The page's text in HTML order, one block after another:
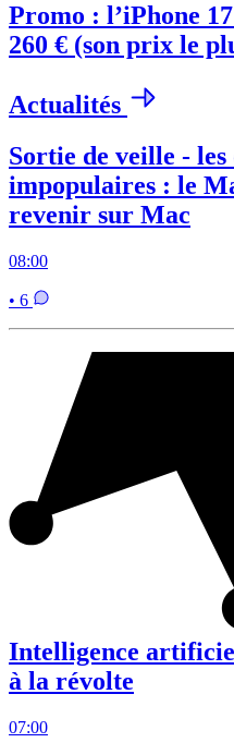
Promo : l’iPhone
260 € (son prix le
Actualités
Sortie de veille - les
impopulaires : le
revenir sur Mac
08:00
• 6
Intelligence
à la révolte
07:00